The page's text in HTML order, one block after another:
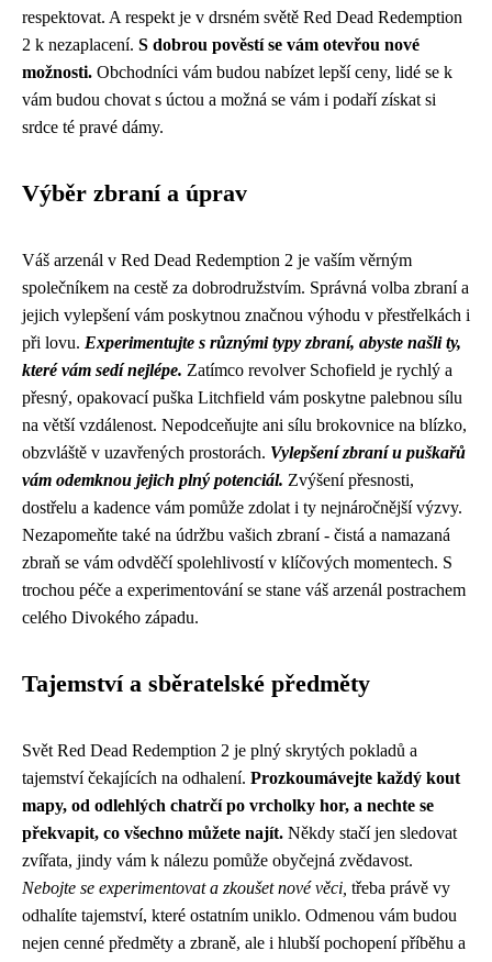
respektovat. A respekt je v drsném světě Red Dead Redemption
2 k nezaplacení. S dobrou pověstí se vám otevřou nové
možnosti. Obchodníci vám budou nabízet lepší ceny, lidé se k
vám budou chovat s úctou a možná se vám i podaří získat si
srdce té pravé dámy.
Výběr zbraní a úprav
Váš arzenál v Red Dead Redemption 2 je vaším věrným
společníkem na cestě za dobrodružstvím. Správná volba zbraní a
jejich vylepšení vám poskytnou značnou výhodu v přestřelkách i
při lovu. Experimentujte s různými typy zbraní, abyste našli ty,
které vám sedí nejlépe. Zatímco revolver Schofield je rychlý a
přesný, opakovací puška Litchfield vám poskytne palebnou sílu
na větší vzdálenost. Nepodceňujte ani sílu brokovnice na blízko,
obzvláště v uzavřených prostorách. Vylepšení zbraní u puškařů
vám odemknou jejich plný potenciál. Zvýšení přesnosti,
dostřelu a kadence vám pomůže zdolat i ty nejnáročnější výzvy.
Nezapomeňte také na údržbu vašich zbraní - čistá a namazaná
zbraň se vám odvděčí spolehlivostí v klíčových momentech. S
trochou péče a experimentování se stane váš arzenál postrachem
celého Divokého západu.
Tajemství a sběratelské předměty
Svět Red Dead Redemption 2 je plný skrytých pokladů a
tajemství čekajících na odhalení. Prozkoumávejte každý kout
mapy, od odlehlých chatrčí po vrcholky hor, a nechte se
překvapit, co všechno můžete najít. Někdy stačí jen sledovat
zvířata, jindy vám k nálezu pomůže obyčejná zvědavost.
Nebojte se experimentovat a zkoušet nové věci, třeba právě vy
odhalíte tajemství, které ostatním uniklo. Odmenou vám budou
nejen cenné předměty a zbraně, ale i hlubší pochopení příběhu a